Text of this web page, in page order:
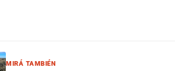
MIRÁ TAMBIÉN